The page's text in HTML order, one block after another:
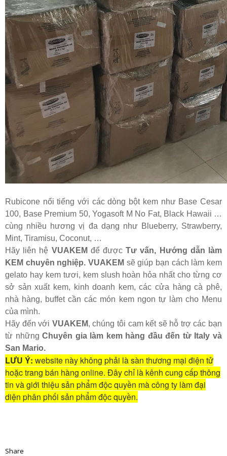
Rubicone nổi tiếng với các dòng bột kem như Base Cesar
100, Base Premium 50, Yogasoft M No Fat, Black Hawaii …
cùng nhiều hương vị đa dạng như Blueberry, Strawberry,
Mint, Tiramisu, Coconut, …
Hãy liên hệ VUAKEM để đượcTư vấn, Hướng dẫn làm
KEM chuyên nghiệp. VUAKEM sẽ giúp bạn cách làm kem
gelato hay kem tươi, kem slush hoàn hỏa nhất cho từng cơ
sở sản xuất kem, kinh doanh kem, các cửa hàng cà phê,
nhà hàng, buffet cần các món kem ngon tự làm cho Menu
của mình.
Hãy đến với VUAKEM, chúng tôi cam kết sẽ hỗ trợ các bạn
từ nhữngChuyên gia làm kem hàng đầu đến từ Italy và
San Mario.
LƯU Ý: website này không phải là sàn thương mại điện tử
hoặc trang bán hàng online. Đây chỉ là kênh cung cấp thông
tin và giới thiệu sản phẩm độc quyền mà công ty làm đại
diện phân phối sản phẩm độc quyền.
Share